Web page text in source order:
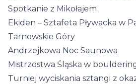
Spotkanie z Mikołajem
Ekiden – Sztafeta Pływacka w
Tarnowskie Góry
Andrzejkowa Noc Saunowa
Mistrzostwa Śląska w
Turniej wyciskania sztangi z